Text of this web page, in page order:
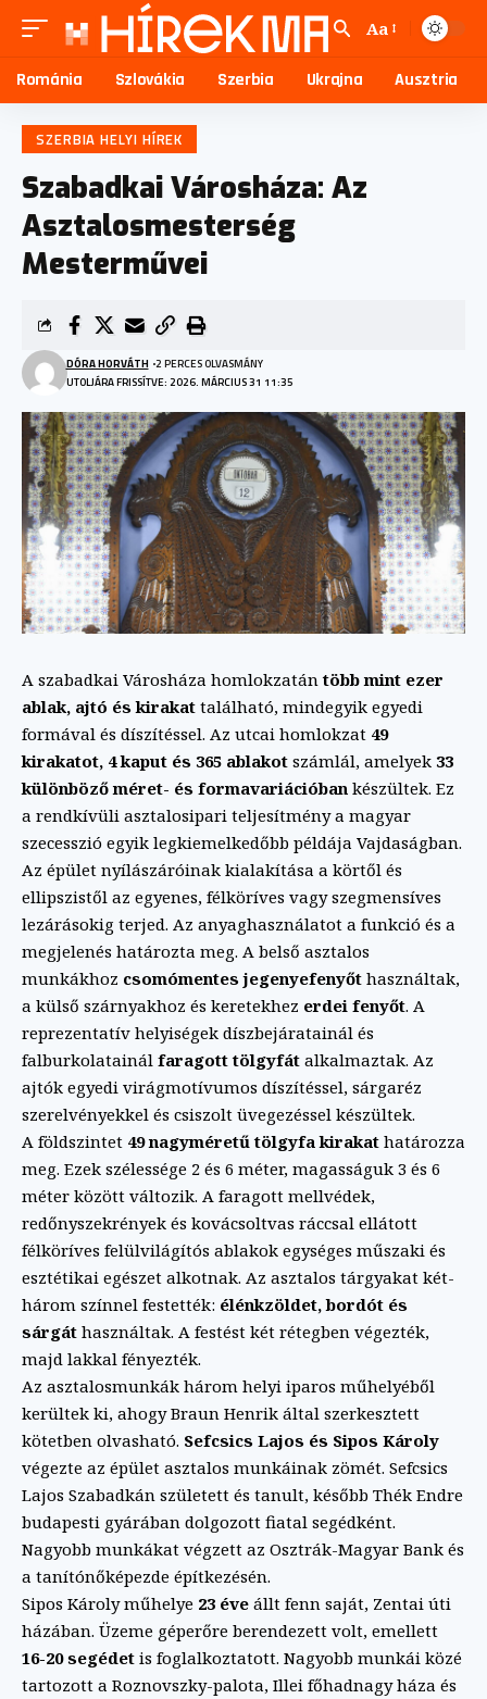
Aa
Románia Szlovákia Szerbia Ukrajna Ausztria
SZERBIA HELYI HÍREK
Szabadkai Városháza: Az
Asztalosmesterség
Mesterművei
UTOLJÁRA FRISSÍTVE: 2026. MÁRCIUS 31 11:35
DÓRA HORVÁTH 2 PERCES OLVASMÁNY
A szabadkai Városháza homlokzatántöbb mint ezer
ablak, ajtó és kirakat található, mindegyik egyedi
formával és díszítéssel. Az utcai homlokzat 49
kirakatot, 4 kaput és 365 ablakot számlál, amelyek 33
különböző méret- és formavariációban készültek. Ez
a rendkívüli asztalosipari teljesítmény a magyar
szecesszió egyik legkiemelkedőbb példája Vajdaságban.
Az épület nyílászáróinak kialakítása a körtől és
ellipszistől az egyenes, félköríves vagy szegmensíves
lezárásokig terjed. Az anyaghasználatot a funkció és a
megjelenés határozta meg. A belső asztalos
munkákhoz csomómentes jegenyefenyőt használtak,
a külső szárnyakhoz és keretekhez erdei fenyőt. A
reprezentatív helyiségek díszbejáratainál és
falburkolatainál faragott tölgyfát alkalmaztak. Az
ajtók egyedi virágmotívumos díszítéssel, sárgaréz
szerelvényekkel és csiszolt üvegezéssel készültek.
A földszintet 49 nagyméretű tölgyfa kirakat határozza
meg. Ezek szélessége 2 és 6 méter, magasságuk 3 és 6
méter között változik. A faragott mellvédek,
redőnyszekrények és kovácsoltvas ráccsal ellátott
félköríves felülvilágítós ablakok egységes műszaki és
esztétikai egészet alkotnak. Az asztalos tárgyakat két-
három színnel festették: élénkzöldet, bordót és
sárgát használtak. A festést két rétegben végezték,
majd lakkal fényezték.
Az asztalosmunkák három helyi iparos műhelyéből
kerültek ki, ahogy Braun Henrik által szerkesztett
kötetben olvasható. Sefcsics Lajos és Sipos Károly
végezte az épület asztalos munkáinak zömét. Sefcsics
Lajos Szabadkán született és tanult, később Thék Endre
budapesti gyárában dolgozott fiatal segédként.
Nagyobb munkákat végzett az Osztrák-Magyar Bank és
a tanítónőképezde építkezésén.
Sipos Károly műhelye 23 éve állt fenn saját, Zentai úti
házában. Üzeme géperőre berendezett volt, emellett
16-20 segédet is foglalkoztatott. Nagyobb munkái közé
tartozott a Roznovszky-palota, Illei főhadnagy háza és